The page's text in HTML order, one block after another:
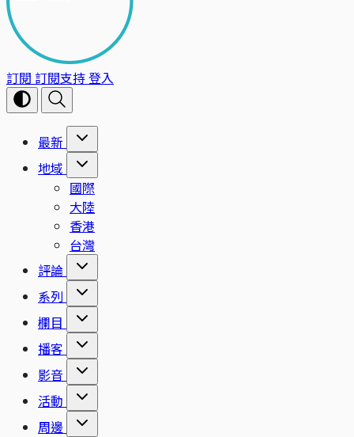
訂閱 訂閱支持登入
最新
地域
國際
大陸
香港
台灣
評論
系列
欄目
播客
影音
活動
周邊